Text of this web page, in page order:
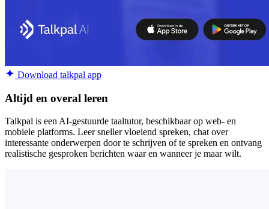
Download talkpal app
Altijd en overal leren
Talkpal is een AI-gestuurde taaltutor, beschikbaar op web- en
mobiele platforms. Leer sneller vloeiend spreken, chat over
interessante onderwerpen door te schrijven of te spreken en ontvang
realistische gesproken berichten waar en wanneer je maar wilt.